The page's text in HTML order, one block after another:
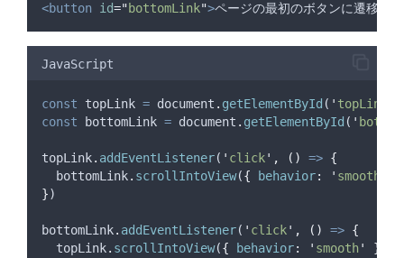
<button id="bottomLink">ページの最初のボタンに遷移
JavaScript
const topLink = document . getElementById ( ' topLink
const
bottomLink = document . getElementById ( '
topLink. addEventListener( ' click' , () => {
bottomLink. scrollIntoView({ behavior: ' smooth
})
bottomLink. addEventListener( ' click' , () => {
topLink. scrollIntoView({ behavior: ' smooth' }